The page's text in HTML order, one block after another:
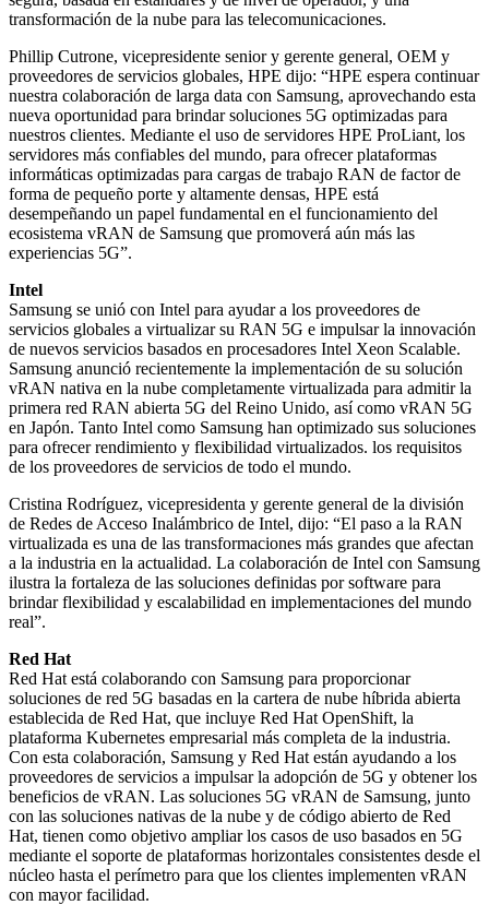
transformación de la nube para las telecomunicaciones.
Phillip Cutrone, vicepresidente senior y gerente general, OEM y
proveedores de servicios globales, HPE dijo: “HPE espera continuar
nuestra colaboración de larga data con Samsung, aprovechando esta
nueva oportunidad para brindar soluciones 5G optimizadas para
nuestros clientes. Mediante el uso de servidores HPE ProLiant, los
servidores más confiables del mundo, para ofrecer plataformas
informáticas optimizadas para cargas de trabajo RAN de factor de
forma de pequeño porte y altamente densas, HPE está
desempeñando un papel fundamental en el funcionamiento del
ecosistema vRAN de Samsung que promoverá aún más las
experiencias 5G”.
Intel
Samsung se unió con Intel para ayudar a los proveedores de
servicios globales a virtualizar su RAN 5G e impulsar la innovación
de nuevos servicios basados en procesadores Intel Xeon Scalable.
Samsung anunció recientemente la implementación de su solución
vRAN nativa en la nube completamente virtualizada para admitir la
primera red RAN abierta 5G del Reino Unido, así como vRAN 5G
en Japón. Tanto Intel como Samsung han optimizado sus soluciones
para ofrecer rendimiento y flexibilidad virtualizados. los requisitos
de los proveedores de servicios de todo el mundo.
Cristina Rodríguez, vicepresidenta y gerente general de la división
de Redes de Acceso Inalámbrico de Intel, dijo: “El paso a la RAN
virtualizada es una de las transformaciones más grandes que afectan
a la industria en la actualidad. La colaboración de Intel con Samsung
ilustra la fortaleza de las soluciones definidas por software para
brindar flexibilidad y escalabilidad en implementaciones del mundo
real”.
Red Hat
Red Hat está colaborando con Samsung para proporcionar
soluciones de red 5G basadas en la cartera de nube híbrida abierta
establecida de Red Hat, que incluye Red Hat OpenShift, la
plataforma Kubernetes empresarial más completa de la industria.
Con esta colaboración, Samsung y Red Hat están ayudando a los
proveedores de servicios a impulsar la adopción de 5G y obtener los
beneficios de vRAN. Las soluciones 5G vRAN de Samsung, junto
con las soluciones nativas de la nube y de código abierto de Red
Hat, tienen como objetivo ampliar los casos de uso basados en 5G
mediante el soporte de plataformas horizontales consistentes desde el
núcleo hasta el perímetro para que los clientes implementen vRAN
con mayor facilidad.